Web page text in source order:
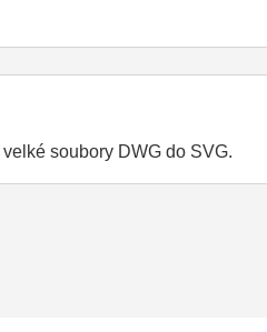
soubory DWG do SVG.